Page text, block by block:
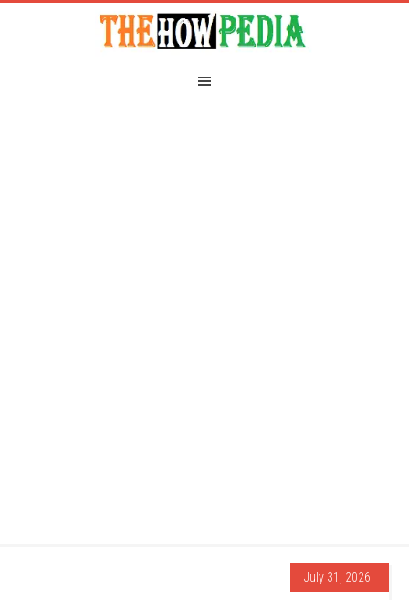
July 31, 2026